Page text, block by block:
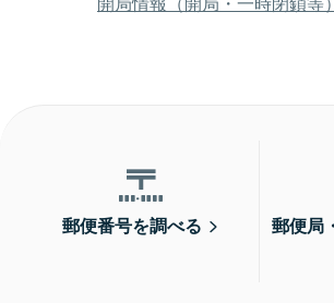
郵便番号を調べる
郵便局